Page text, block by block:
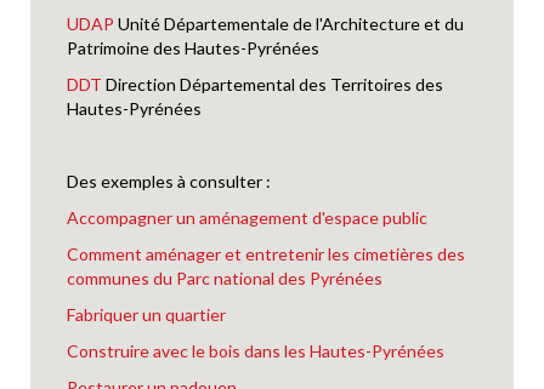
UDAP Unité Départementale de l'Architecture et du
Patrimoine des Hautes-Pyrénées
DDT Direction Départemental des Territoires des
Hautes-Pyrénées
Des exemples à consulter :
Accompagner un aménagement d'espace public
Comment aménager et entretenir les cimetières des
communes du Parc national des Pyrénées
Fabriquer un quartier
Construire avec le bois dans les Hautes-Pyrénées